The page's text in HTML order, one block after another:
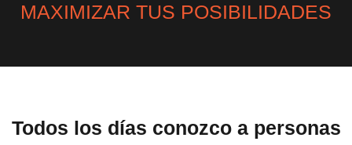
MAXIMIZAR TUS POSIBILIDADES
Todos los días conozco a personas